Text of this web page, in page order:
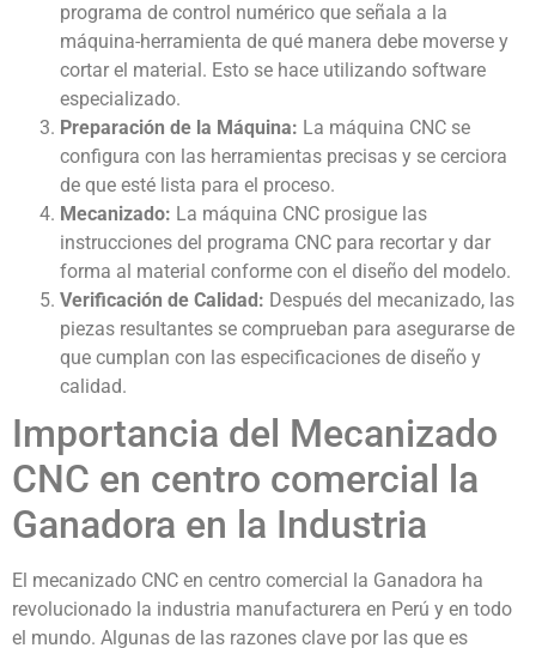
programa de control numérico que señala a la
máquina-herramienta de qué manera debe moverse y
cortar el material. Esto se hace utilizando software
especializado.
Preparación de la Máquina: La máquina CNC se
configura con las herramientas precisas y se cerciora
de que esté lista para el proceso.
Mecanizado: La máquina CNC prosigue las
instrucciones del programa CNC para recortar y dar
forma al material conforme con el diseño del modelo.
Verificación de Calidad: Después del mecanizado, las
piezas resultantes se comprueban para asegurarse de
que cumplan con las especificaciones de diseño y
calidad.
Importancia del Mecanizado
CNC en centro comercial la
Ganadora en la Industria
El mecanizado CNC en centro comercial la Ganadora ha
revolucionado la industria manufacturera en Perú y en todo
el mundo. Algunas de las razones clave por las que es